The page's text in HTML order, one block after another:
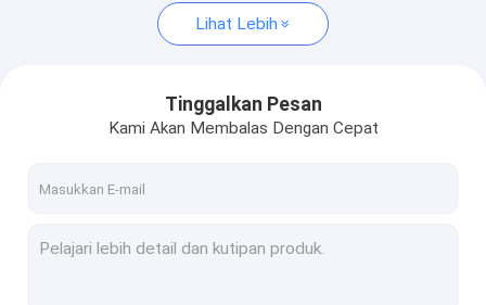
Set Generator Diam
Generator Diesel Yangdong
Marine Diesel Generator
Lihat Lebih
Tinggalkan Pesan
Kami Akan Membalas Dengan Cepat